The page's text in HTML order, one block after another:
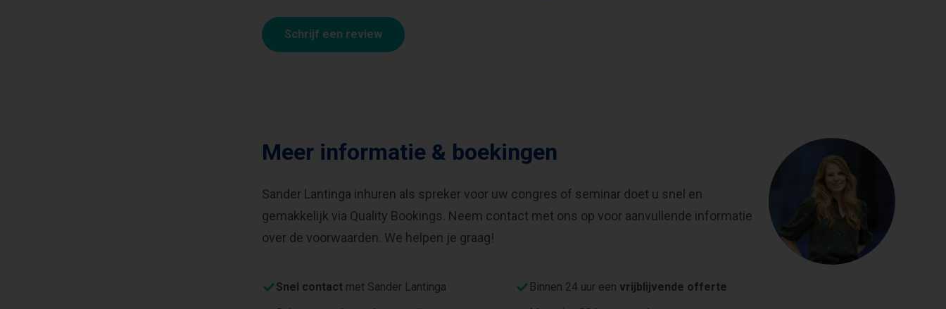
Schrijf een review
Meer informatie & boekingen
Sander Lantinga inhuren als spreker voor uw congres of seminar doet u snel en
gemakkelijk via Quality Bookings. Neem contact met ons op voor aanvullende informatie
over de voorwaarden. We helpen je graag!
Snel contact met Sander Lantinga Binnen 24 uur een vrijblijvende offerte